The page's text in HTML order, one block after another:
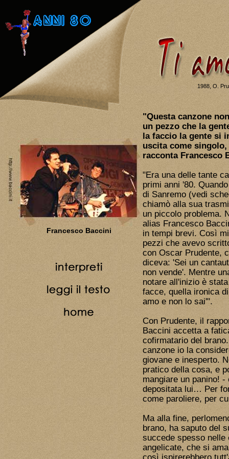
1988, O.
Francesco Baccini
"Questa canzone
un pezzo che la
la faccio la gente si
uscita come
racconta Francesco
"Era una delle tante
primi anni '80.
di Sanremo (vedi
chiamò alla sua
un piccolo problema.
alias Francesco
in tempi brevi. Così
pezzi che avevo
con Oscar Prudente,
diceva: 'Sei un
non vende'. Mentre
notare all'inizio è
facce, quella ironica
amo e non lo sai'".
Con Prudente, il
Baccini accetta a
cofirmatario del
canzone io la
giovane e inesperto.
pratico della cosa, e
mangiare un panino!
depositata lui… Per
come paroliere, per
Ma alla fine,
brano, ha saputo del
succede spesso nelle
angelicate, che si
così ispirerebbero